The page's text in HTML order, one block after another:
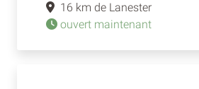
16 km de Lanester
ouvert maintenant